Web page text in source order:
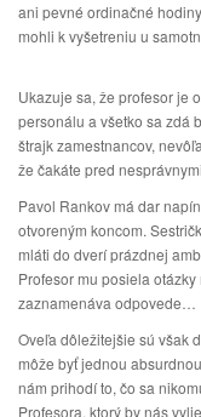
ani pevné ordinačné
mohli k vyšetreniu u
Ukazuje sa, že profesor je
personálu a všetko sa zdá
štrajk zamestnancov,
že čakáte pred
Pavol Rankov má dar
otvoreným koncom.
mláti do dverí prázdnej
Profesor mu posiela
zaznamenáva odpovede…
Oveľa dôležitejšie sú však
môže byť jednou
nám prihodí to, čo sa
Profesora, ktorý by nás